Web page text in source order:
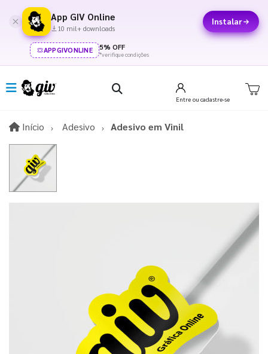
App GIV Online
10 mil+ downloads
Instalar
APPGIVONLINE 5% OFF
*verifique condições
Entre ou cadastre-se
Início InícioAdesivo Adesivo em Vinil